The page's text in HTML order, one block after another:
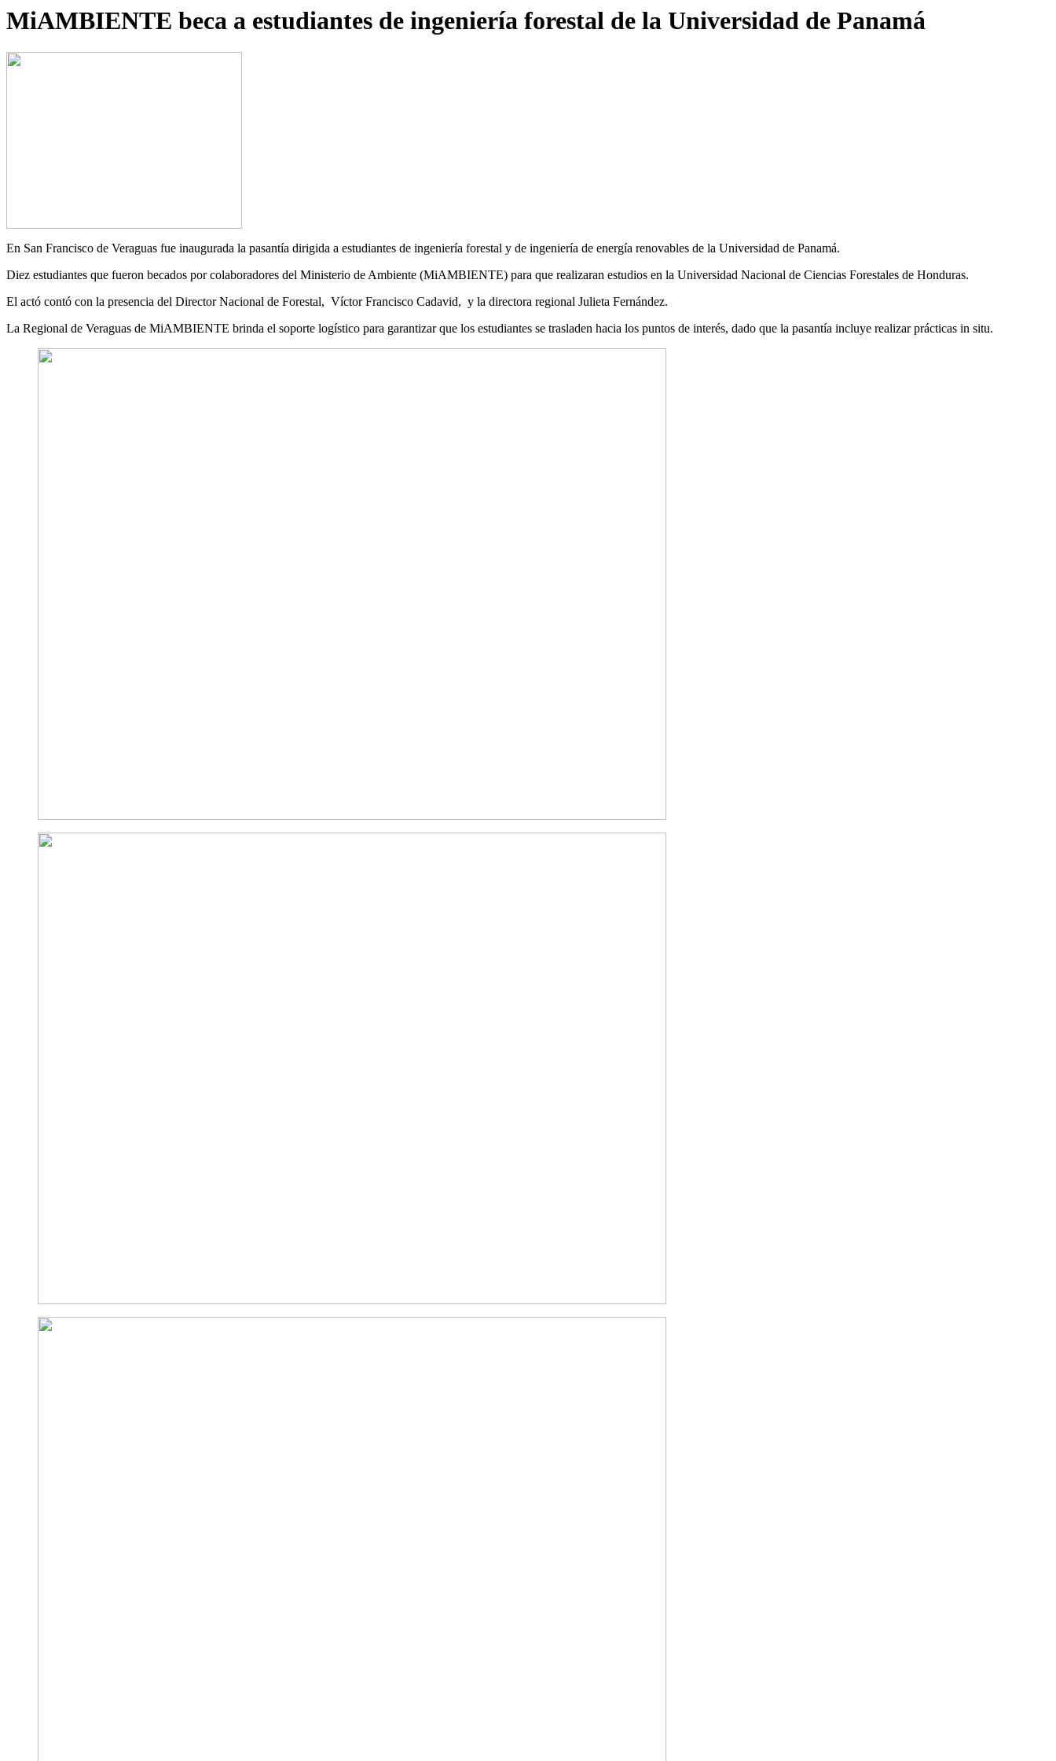
MiAMBIENTE beca a estudiantes de ingeniería forestal de la Universidad de Panamá
En San Francisco de Veraguas fue inaugurada la pasantía dirigida a estudiantes de ingeniería forestal y de ingeniería de energía renovables de la Universidad de Panamá.
Diez estudiantes que fueron becados por colaboradores del Ministerio de Ambiente (MiAMBIENTE) para que realizaran estudios en la Universidad Nacional de Ciencias Forestales de Honduras.
El actó contó con la presencia del Director Nacional de Forestal, Víctor Francisco Cadavid, y la directora regional Julieta Fernández.
La Regional de Veraguas de MiAMBIENTE brinda el soporte logístico para garantizar que los estudiantes se trasladen hacia los puntos de interés, dado que la pasantía incluye realizar prácticas in situ.